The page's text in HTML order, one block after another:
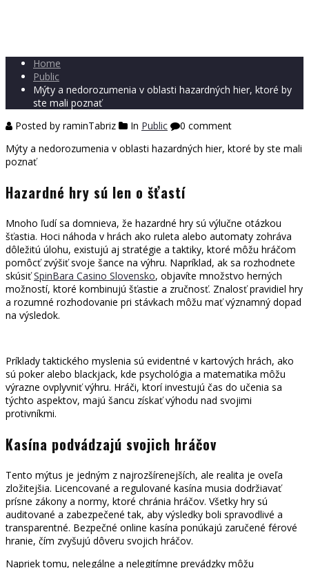
Home
Public
Mýty a nedorozumenia v oblasti hazardných hier, ktoré by
ste mali poznať
Posted by raminTabriz
In Public
0 comment
Mýty a nedorozumenia v oblasti hazardných hier, ktoré by ste mali
poznať
Hazardné hry sú len o šťastí
Mnoho ľudí sa domnieva, že hazardné hry sú výlučne otázkou
šťastia. Hoci náhoda v hrách ako ruleta alebo automaty zohráva
dôležitú úlohu, existujú aj stratégie a taktiky, ktoré môžu hráčom
pomôcť zvýšiť svoje šance na výhru. Napríklad, ak sa rozhodnete
skúsiťSpinBara Casino Slovensko, objavíte množstvo herných
možností, ktoré kombinujú šťastie a zručnosť. Znalosť pravidiel hry
a rozumné rozhodovanie pri stávkach môžu mať významný dopad
na výsledok.
Príklady taktického myslenia sú evidentné v kartových hrách, ako
sú poker alebo blackjack, kde psychológia a matematika môžu
výrazne ovplyvniť výhru. Hráči, ktorí investujú čas do učenia sa
týchto aspektov, majú šancu získať výhodu nad svojimi
protivníkmi.
Kasína podvádzajú svojich hráčov
Tento mýtus je jedným z najrozšírenejších, ale realita je oveľa
zložitejšia. Licencované a regulované kasína musia dodržiavať
prísne zákony a normy, ktoré chránia hráčov. Všetky hry sú
auditované a zabezpečené tak, aby výsledky boli spravodlivé a
transparentné. Bezpečné online kasína ponúkajú zaručené férové
hranie, čím zvyšujú dôveru svojich hráčov.
Napriek tomu, nelegálne a nelegitímne prevádzky môžu